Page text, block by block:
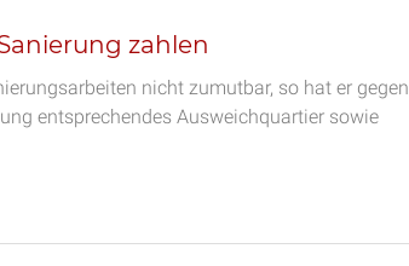
zahlen
nicht zumutbar, so hat er gegen
entsprechendes Ausweichquartier sowie